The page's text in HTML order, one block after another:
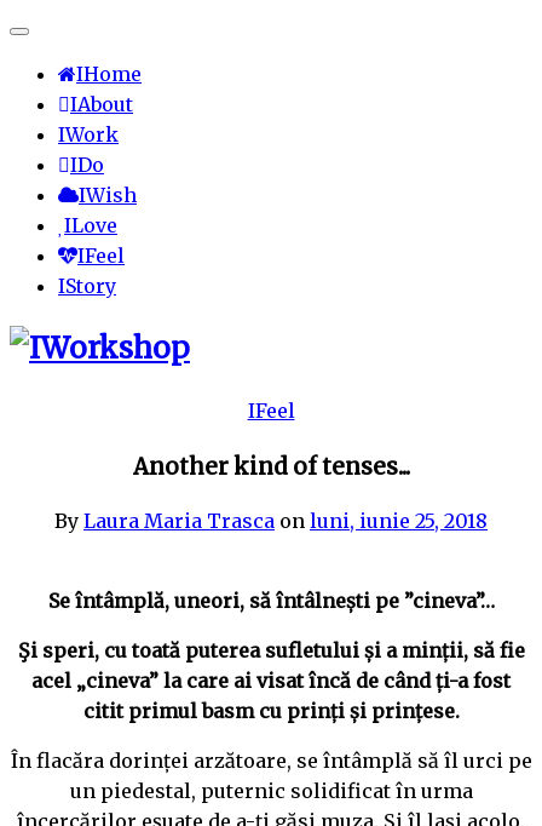
IHome
IAbout
IWork
IDo
IWish
ILove
IFeel
IStory
IFeel
Another kind of tenses...
By Laura Maria Trasca on luni, iunie 25, 2018
Se întâmplă, uneori, să întâlnești pe ”cineva”…
Şi speri, cu toată puterea sufletului și a minții, să fie
acel „cineva” la care ai visat încă de când ți-a fost
citit primul basm cu prinți și prințese.
În flacăra dorinței arzătoare, se întâmplă să îl urci pe
un piedestal, puternic solidificat în urma